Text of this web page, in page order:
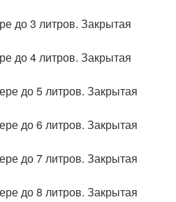
до 3 литров. Закрытая
до 4 литров. Закрытая
до 5 литров. Закрытая
до 6 литров. Закрытая
до 7 литров. Закрытая
до 8 литров. Закрытая